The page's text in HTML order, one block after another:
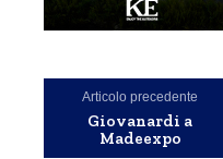
Articolo precedente
Giovanardi a
Madeexpo